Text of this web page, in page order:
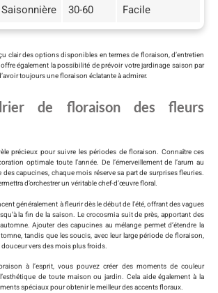
Saisonnière 30-60 Facile
clair des options disponibles en termes de floraison, d’entretien
également la possibilité de prévoir votre jardinage saison par
toujours une floraison éclatante à admirer.
de floraison des fleurs
précieux pour suivre les périodes de floraison. Connaître ces
optimale toute l’année. De l’émerveillement de l’arum au
capucines, chaque mois réserve sa part de surprises fleuries.
d’orchestrer un véritable chef-d’œuvre floral.
généralement à fleurir dès le début de l’été, offrant des vagues
la fin de la saison. Le crocosmia suit de près, apportant des
Ajouter des capucines au mélange permet d’étendre la
tandis que les soucis, avec leur large période de floraison,
vers des mois plus froids.
à l’esprit, vous pouvez créer des moments de couleur
de toute maison ou jardin. Cela aide également à la
spéciaux pour obtenir le meilleur des accents floraux.